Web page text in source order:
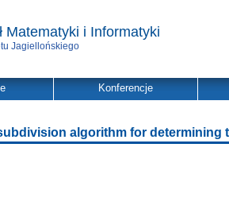
Matematyki i Informatyki
Jagiellońskiego
Konferencje
algorithm for determining